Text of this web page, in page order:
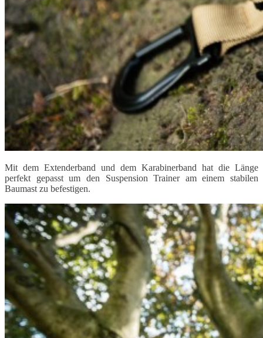
Mit dem Extenderband und dem Karabinerband hat die Länge
perfekt gepasst um den Suspension Trainer am einem stabilen
Baumast zu befestigen.